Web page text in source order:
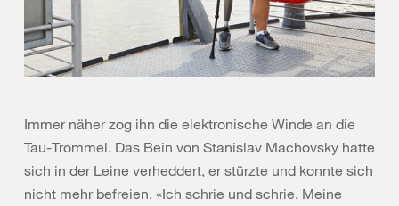
Immer näher zog ihn die elektronische Winde an die
Tau-Trommel. Das Bein von Stanislav Machovsky hatte
sich in der Leine verheddert, er stürzte und konnte sich
nicht mehr befreien. «Ich schrie und schrie. Meine